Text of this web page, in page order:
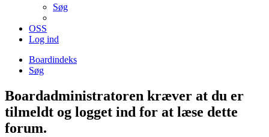
Søg
OSS
Log ind
Boardindeks
Søg
Boardadministratoren kræver at du er
tilmeldt og logget ind for at læse dette
forum.